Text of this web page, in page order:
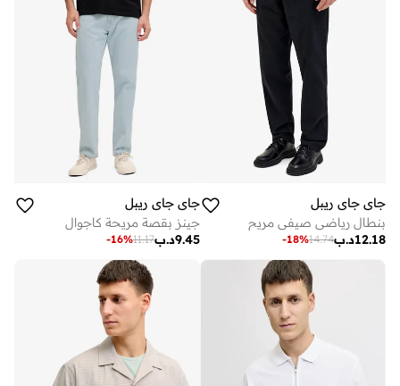
جاي جاي ريبل
بنطال رياضي صيفي مريح
د.ب12.18
14.74
-18%
جاي جاي ريبل
جينز بقصة مريحة كاجوال
د.ب9.45
11.17
-16%